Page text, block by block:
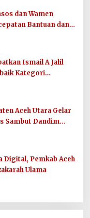
dan Wamen
Bantuan dan
Ismail A Jalil
Kategori
Publik
Aceh Utara Gelar
Sambut Dandim
Digital, Pemkab Aceh
Ulama